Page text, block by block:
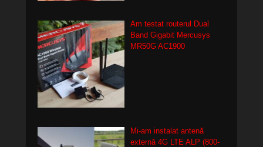
Am testat routerul Dual
Band Gigabit Mercusys
MR50G AC1900
Mi-am instalat antenă
externă 4G LTE ALP (800-